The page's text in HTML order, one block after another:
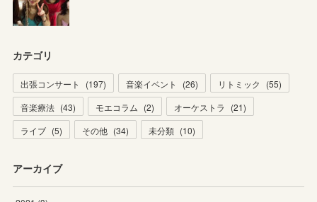
カテゴリ
出張コンサート (197) 音楽イベント (26) リトミック (55)
音楽療法 (43) モエコラム (2) オーケストラ (21)
ライブ (5) その他 (34) 未分類 (10)
アーカイブ